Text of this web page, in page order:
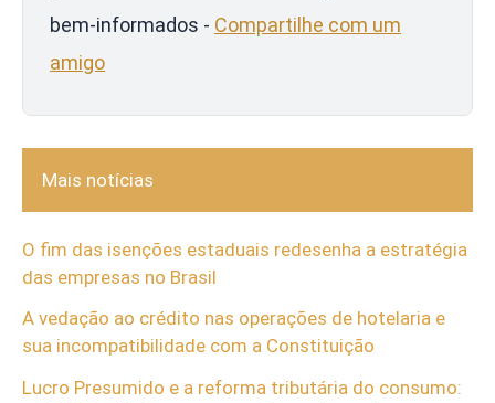
bem-informados - Compartilhe com um
amigo
Mais notícias
O fim das isenções estaduais redesenha a estratégia
das empresas no Brasil
A vedação ao crédito nas operações de hotelaria e
sua incompatibilidade com a Constituição
Lucro Presumido e a reforma tributária do consumo: